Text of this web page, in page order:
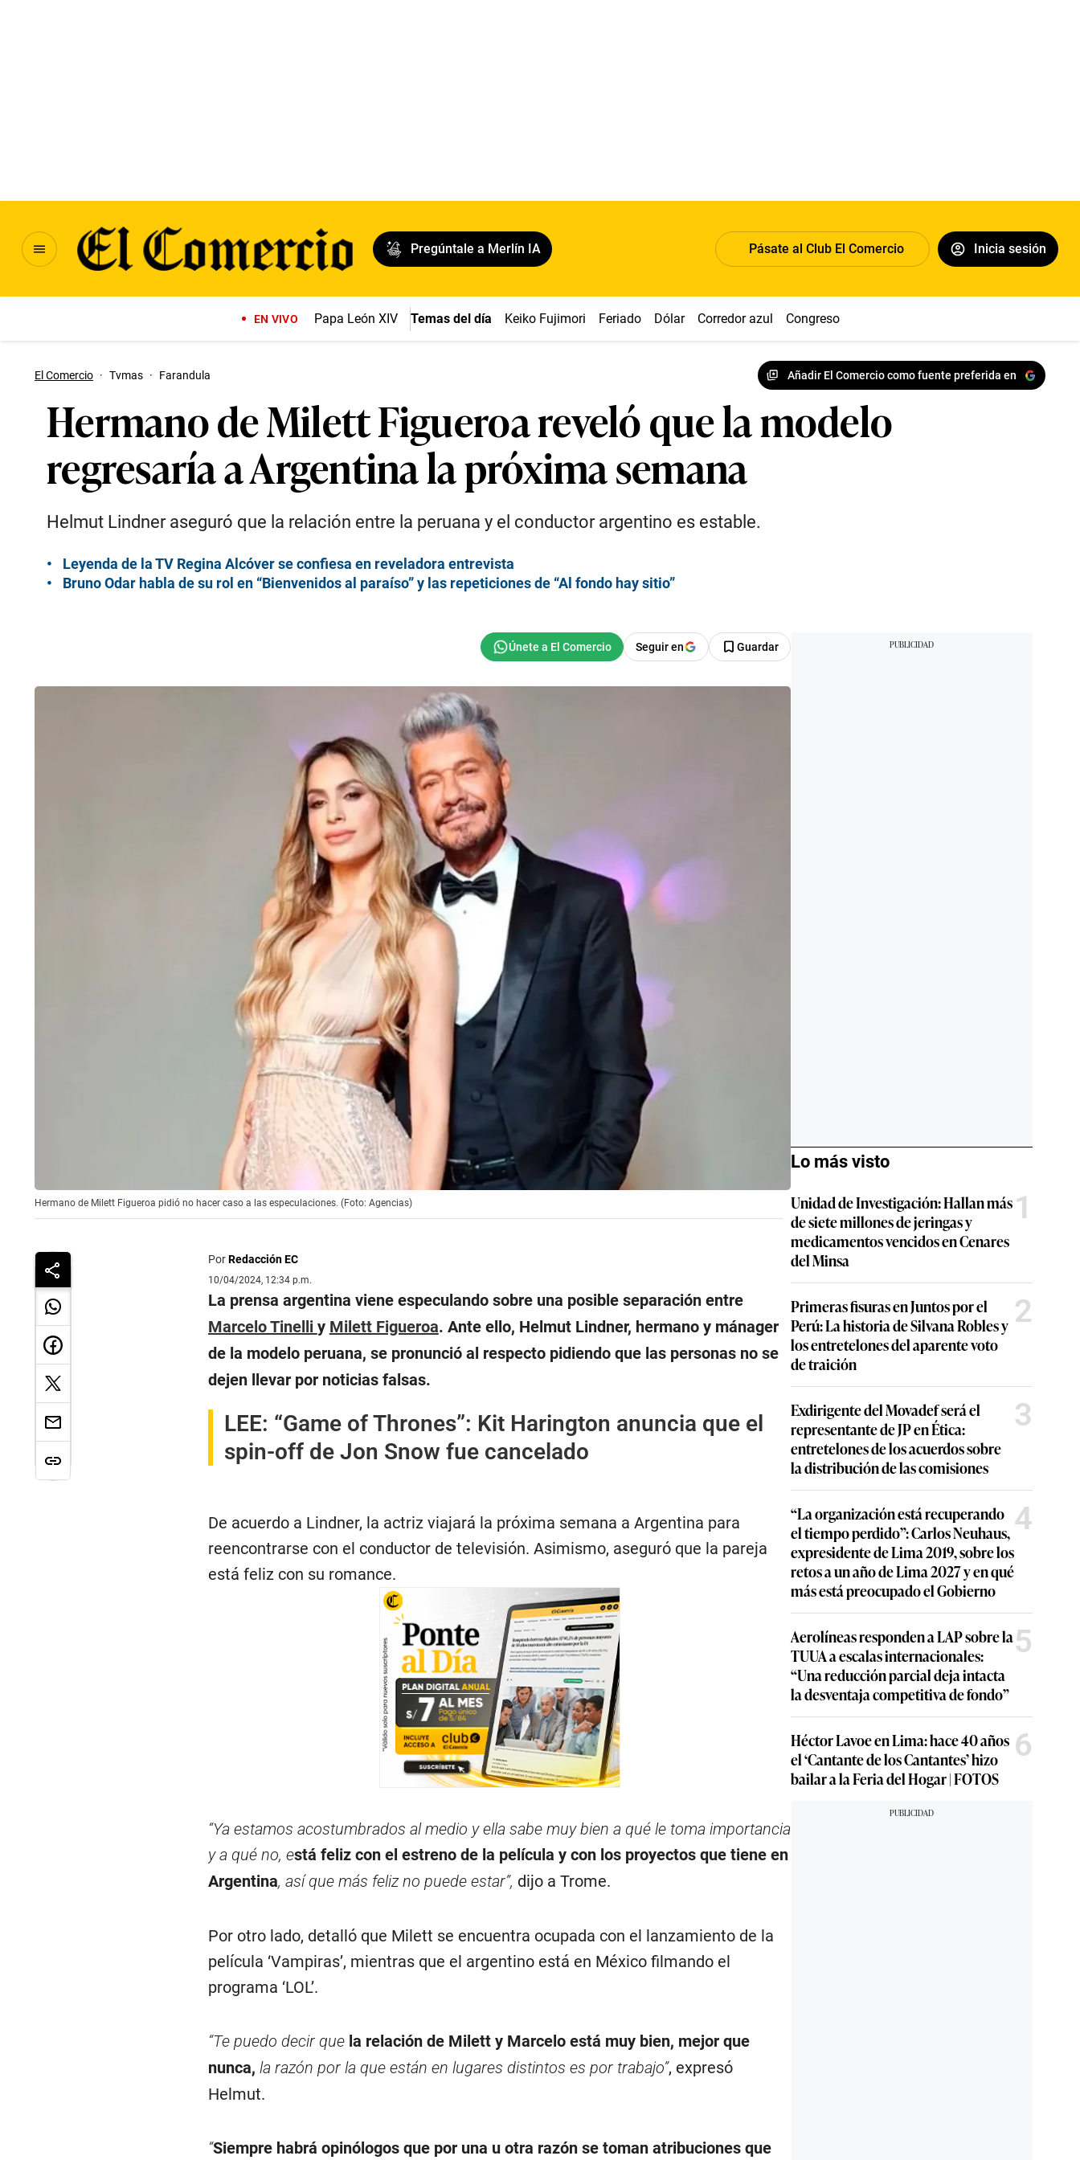
Pregúntale a Merlín IA Pásate al Club El Comercio Inicia sesión
EN VIVO Papa León XIV Temas del día Keiko Fujimori Feriado Dólar Corredor azul Congreso
El Comercio · Tvmas · Farandula Añadir El Comercio como fuente preferida en
Hermano de Milett Figueroa reveló que la modelo
regresaría a Argentina la próxima semana
Helmut Lindner aseguró que la relación entre la peruana y el conductor argentino es estable.
Leyenda de la TV Regina Alcóver se confiesa en reveladora entrevista
Bruno Odar habla de su rol en “Bienvenidos al paraíso” y las repeticiones de “Al fondo hay sitio”
Seguir en Guardar
Hermano de Milett Figueroa pidió no hacer caso a las especulaciones. (Foto: Agencias)
PorRedacción EC
10/04/2024, 12:34 p.m.
La prensa argentina viene especulando sobre una posible separación entre
Marcelo Tinelli y Milett Figueroa. Ante ello, Helmut Lindner, hermano y mánager
de la modelo peruana, se pronunció al respecto pidiendo que las personas no se
dejen llevar por noticias falsas.
LEE: “Game of Thrones”: Kit Harington anuncia que el
spin-off de Jon Snow fue cancelado
De acuerdo a Lindner, la actriz viajará la próxima semana a Argentina para
reencontrarse con el conductor de televisión. Asimismo, aseguró que la pareja
está feliz con su romance.
“Ya estamos acostumbrados al medio y ella sabe muy bien a qué le toma importancia
y a qué no, está feliz con el estreno de la película y con los proyectos que tiene en
Argentina, así que más feliz no puede estar”, dijo a Trome.
Por otro lado, detalló que Milett se encuentra ocupada con el lanzamiento de la
película ‘Vampiras’, mientras que el argentino está en México filmando el
programa ‘LOL’.
“Te puedo decir que la relación de Milett y Marcelo está muy bien, mejor que
nunca, la razón por la que están en lugares distintos es por trabajo”, expresó
Helmut.
“Siempre habrá opinólogos que por una u otra razón se toman atribuciones que
Lo más visto
Unidad de Investigación: Hallan más
de siete millones de jeringas y
medicamentos vencidos en Cenares
del Minsa
1
Primeras fisuras en Juntos por el
Perú: La historia de Silvana Robles y
los entretelones del aparente voto
de traición
2
Exdirigente del Movadef será el
representante de JP en Ética:
entretelones de los acuerdos sobre
la distribución de las comisiones
3
“La organización está recuperando
el tiempo perdido”: Carlos Neuhaus,
expresidente de Lima 2019, sobre los
retos a un año de Lima 2027 y en qué
más está preocupado el Gobierno
4
Aerolíneas responden a LAP sobre la
TUUA a escalas internacionales:
“Una reducción parcial deja intacta
la desventaja competitiva de fondo”
5
Héctor Lavoe en Lima: hace 40 años
el ‘Cantante de los Cantantes’ hizo
bailar a la Feria del Hogar | FOTOS
6